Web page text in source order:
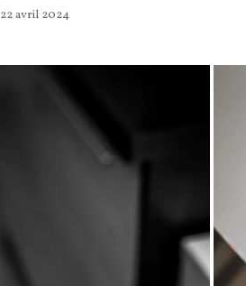
22 avril 2024